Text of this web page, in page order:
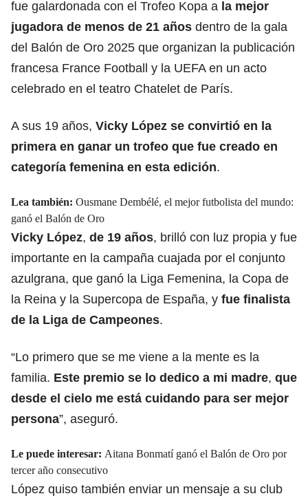
fue galardonada con el Trofeo Kopa a la mejor
jugadora de menos de 21 años dentro de la gala
del Balón de Oro 2025 que organizan la publicación
francesa France Football y la UEFA en un acto
celebrado en el teatro Chatelet de París.
A sus 19 años, Vicky López se convirtió en la
primera en ganar un trofeo que fue creado en
categoría femenina en esta edición.
Lea también: Ousmane Dembélé, el mejor futbolista del mundo:
ganó el Balón de Oro
Vicky López, de 19 años, brilló con luz propia y fue
importante en la campaña cuajada por el conjunto
azulgrana, que ganó la Liga Femenina, la Copa de
la Reina y la Supercopa de España, y fue finalista
de la Liga de Campeones.
“Lo primero que se me viene a la mente es la
familia. Este premio se lo dedico a mi madre, que
desde el cielo me está cuidando para ser mejor
persona”, aseguró.
Le puede interesar: Aitana Bonmatí ganó el Balón de Oro por
tercer año consecutivo
López quiso también enviar un mensaje a su club